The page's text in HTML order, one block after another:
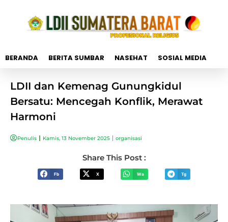
BERANDA BERITA SUMBAR NASEHAT SOSIAL MEDIA
LDII dan Kemenag Gunungkidul
Bersatu: Mencegah Konflik, Merawat
Harmoni
Penulis Kamis, 13 November 2025 organisasi
Share This Post :
Fb X Wa Tg